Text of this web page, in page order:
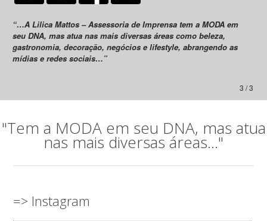
“…A Lilica Mattos – Assessoria de Imprensa tem a MODA em
seu DNA, mas atua nas mais diversas áreas como beleza,
gastronomia, decoração, negócios e lifestyle, abrangendo as
mídias e redes sociais…”
3 / 3
"Tem a MODA em seu DNA, mas atua
nas mais diversas áreas..."
=> Instagram